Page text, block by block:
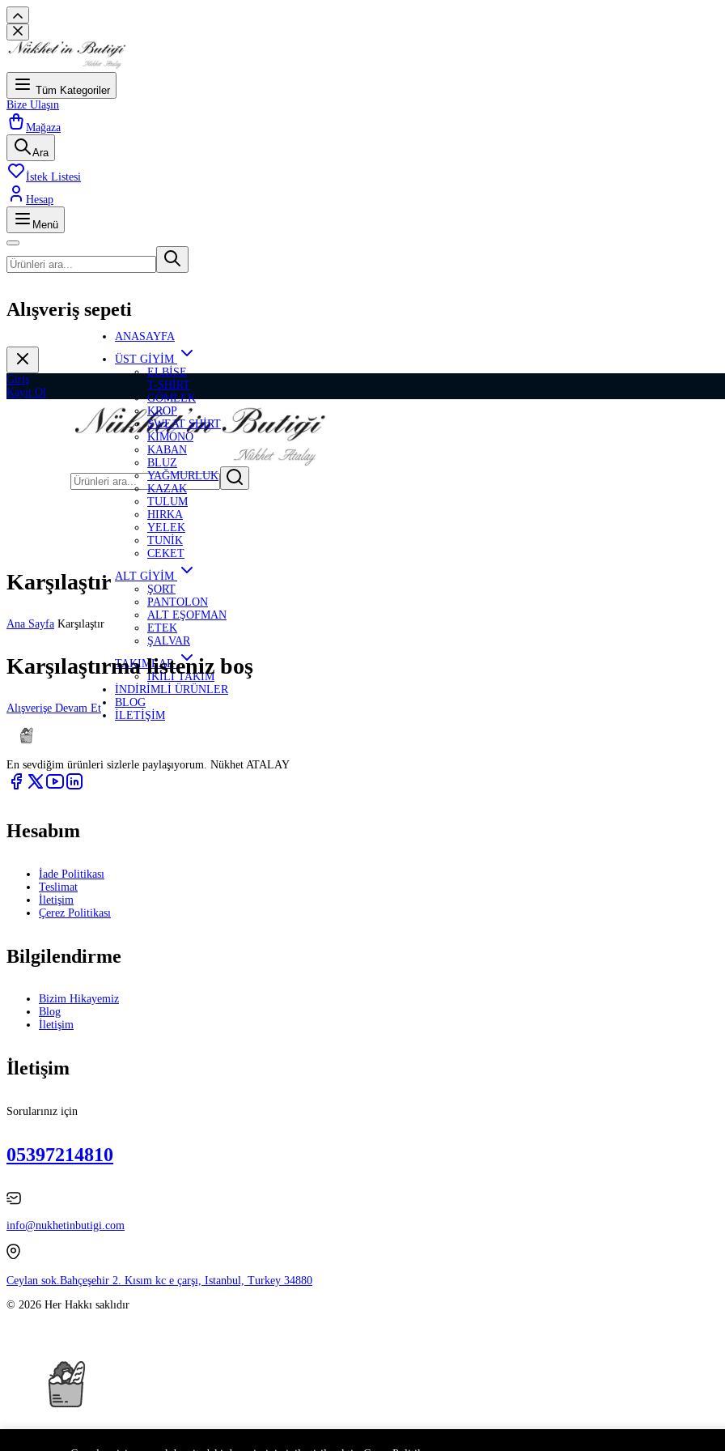
Tüm Kategoriler
Bize Ulaşın
Mağaza
Ara
İstek Listesi
Hesap
Menü
Alışveriş sepeti
Giriş
Kayıt Ol
ANASAYFA
ÜST GİYİM
ELBİSE
T-SHİRT
GÖMLEK
KROP
SWEAT SHİRT
KİMONO
KABAN
BLUZ
YAĞMURLUK
KAZAK
TULUM
HIRKA
YELEK
TUNİK
CEKET
ALT GİYİM
ŞORT
PANTOLON
ALT EŞOFMAN
ETEK
ŞALVAR
TAKIMLAR
İKİLİ TAKIM
İNDİRİMLİ ÜRÜNLER
BLOG
İLETİŞİM
Karşılaştır
Ana Sayfa Karşılaştır
Karşılaştırma listeniz boş
Alışverişe Devam Et
En sevdiğim ürünleri sizlerle paylaşıyorum. Nükhet ATALAY
Hesabım
İade Politikası
Teslimat
İletişim
Çerez Politikası
Bilgilendirme
Bizim Hikayemiz
Blog
İletişim
İletişim
Sorularınız için
05397214810
info@nukhetinbutigi.com
Ceylan sok.Bahçeşehir 2. Kısım kc e çarşı, Istanbul, Turkey 34880
© 2026 Her Hakkı saklıdır